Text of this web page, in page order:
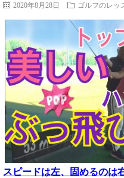
2020年8月28日 ゴルフのレッ
スピードは左、固めるのは